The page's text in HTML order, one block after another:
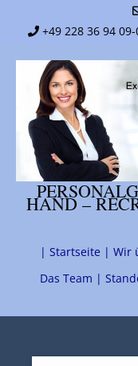
content
+49 228 36 94 09-
HAND –
| Startseite | Wir
Das Team |